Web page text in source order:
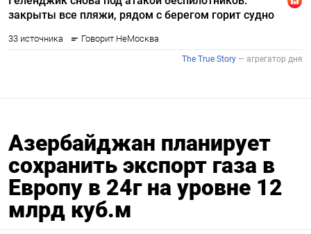
Азербайджан планирует
сохранить экспорт газа в
Европу в 24г на уровне 12
млрд куб.м